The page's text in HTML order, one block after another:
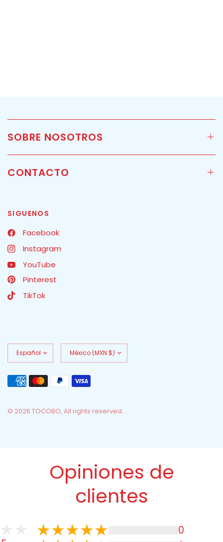
SOBRE NOSOTROS
CONTACTO
SIGUENOS
Facebook
Instagram
YouTube
Pinterest
TikTok
Actualizar
país/región
Actualizar
país/región
© 2026 TOCOBO, All rights reserved.
Opiniones de
clientes
0